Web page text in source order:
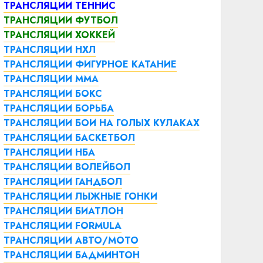
ТРАНСЛЯЦИИ ТЕННИС
ТРАНСЛЯЦИИ ФУТБОЛ
ТРАНСЛЯЦИИ ХОККЕЙ
ТРАНСЛЯЦИИ НХЛ
ТРАНСЛЯЦИИ ФИГУРНОЕ КАТАНИЕ
ТРАНСЛЯЦИИ ММА
ТРАНСЛЯЦИИ БОКС
ТРАНСЛЯЦИИ БОРЬБА
ТРАНСЛЯЦИИ БОИ НА ГОЛЫХ КУЛАКАХ
ТРАНСЛЯЦИИ БАСКЕТБОЛ
ТРАНСЛЯЦИИ НБА
ТРАНСЛЯЦИИ ВОЛЕЙБОЛ
ТРАНСЛЯЦИИ ГАНДБОЛ
ТРАНСЛЯЦИИ ЛЫЖНЫЕ ГОНКИ
ТРАНСЛЯЦИИ БИАТЛОН
ТРАНСЛЯЦИИ FORMULA
ТРАНСЛЯЦИИ АВТО/МОТО
ТРАНСЛЯЦИИ БАДМИНТОН